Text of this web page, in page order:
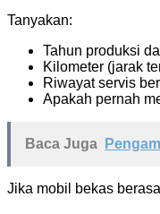
Tanyakan:
Tahun produksi
Kilometer (jarak
Riwayat servis
Apakah pernah
Baca Juga
Jika mobil bekas